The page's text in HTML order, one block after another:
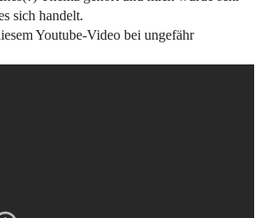
sich handelt.
Youtube-Video bei ungefähr